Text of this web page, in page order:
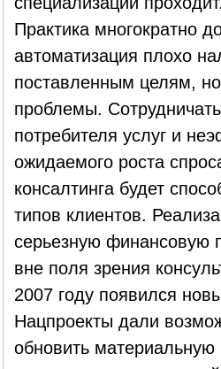
Практика многократно
автоматизация плохо
поставленным целям,
проблемы.
потребителя услуг и
ожидаемого роста
консалтинга будет
типов клиентов.
серьезную финансовую
вне поля зрения
2007 году появился
Нацпроекты дали
обновить материальную